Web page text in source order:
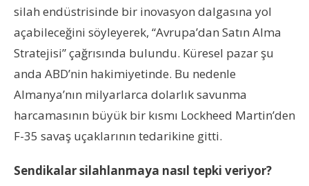
silah endüstrisinde bir inovasyon dalgasına yol
açabileceğini söyleyerek, “Avrupa’dan Satın Alma
Stratejisi” çağrısında bulundu. Küresel pazar şu
anda ABD’nin hakimiyetinde. Bu nedenle
Almanya’nın milyarlarca dolarlık savunma
harcamasının büyük bir kısmı Lockheed Martin’den
F-35 savaş uçaklarının tedarikine gitti.
Sendikalar silahlanmaya nasıl tepki veriyor?